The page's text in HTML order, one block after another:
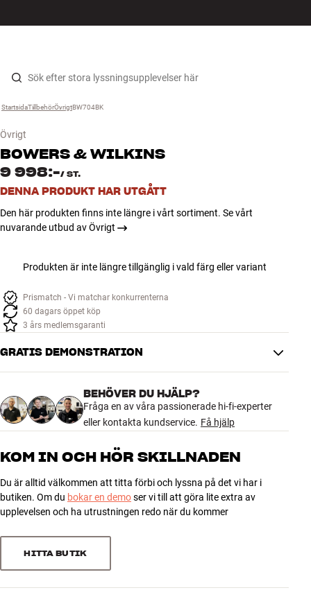
Hopp til innhold
Högtalare
Hörlurar
Surround
TV
Tillbehör
INSPIRATION
MÄRKEN
NYHETER
ERBJUDANDEN
Hitta Butik
Kundtjänst
Bygg med ljud
Företag
Startsida ›
Tillbehör ›
Övrigt ›
BW704BK
Övrigt
BOWERS & WILKINS
9 998:-/ ST.
DENNA PRODUKT HAR UTGÅTT
Den här produkten finns inte längre i vårt sortiment. Se vårt
nuvarande utbud av Övrigt
Produkten är inte längre tillgänglig i vald färg eller variant
Prismatch - Vi matchar konkurrenterna
60 dagars öppet köp
3 års medlemsgaranti
GRATIS DEMONSTRATION
BEHÖVER DU HJÄLP?
Fråga en av våra passionerade hi-fi-experter
eller kontakta kundservice. Få hjälp
KOM IN OCH HÖR SKILLNADEN
Du är alltid välkommen att titta förbi och lyssna på det vi har i
butiken. Om du bokar en demoser vi till att göra lite extra av
upplevelsen och ha utrustningen redo när du kommer
HITTA BUTIK